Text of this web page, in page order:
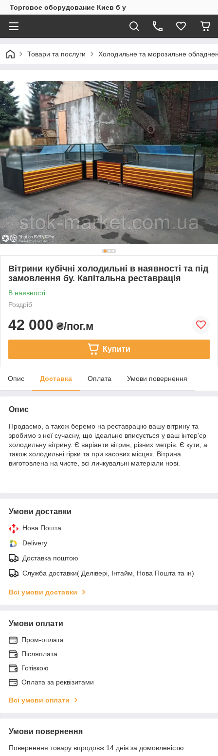
Торговое оборудование Киев б у
Товари та послуги Холодильне та морозильне
Вітрини кубічні холодильні в наявності та під
замовлення бу. Капітальна реставрація
В наявності
Роздріб
42 000 ₴/пог.м
Купити
Опис Доставка Оплата Умови повернення
Опис
Продаємо, а також беремо на реставрацію вашу вітрину та
зробимо з неї сучасну, що ідеально вписується у ваш інтер'єр
холодильну вітрину. Є варіанти вітрин, різних метрів. Є кути, а
також холодильні гірки та при касових місцях. Вітрина
виготовлена на чисте, всі личкувальні матеріали нові.
Умови доставки
Нова Пошта
Delivery
Доставка поштою
Служба доставки( Делівері, Інтайм, Нова Пошта та ін)
Всі умови доставки
Умови оплати
Пром-оплата
Післяплата
Готівкою
Оплата за реквізитами
Всі умови оплати
Умови повернення
Повернення товару впродовж 14 днів за домовленістю